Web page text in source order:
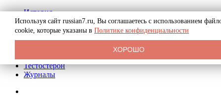
История
Биография
Криминал
Реклама на сайте
Тестостерон
Журналы
Используя сайт russian7.ru, Вы соглашаетесь с использованием
cookie, которые указаны в Политике конфиденциальности
ХОРОШО